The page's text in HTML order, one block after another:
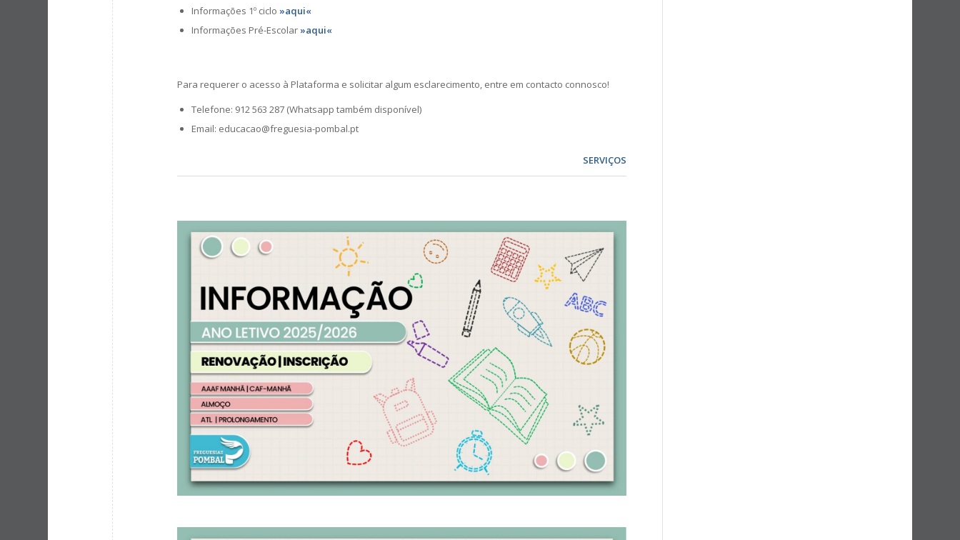
Informações 1º ciclo »aqui«
Informações Pré-Escolar »aqui«
Para requerer o acesso à Plataforma e solicitar algum esclarecimento, entre em contacto connosco!
Telefone: 912 563 287 (Whatsapp também disponível)
Email: educacao@freguesia-pombal.pt
SERVIÇOS